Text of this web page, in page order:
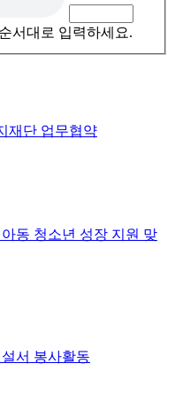
서대로 입력하세요.
재단 업무협약
동 청소년 성장 지원 맞
서 봉사활동